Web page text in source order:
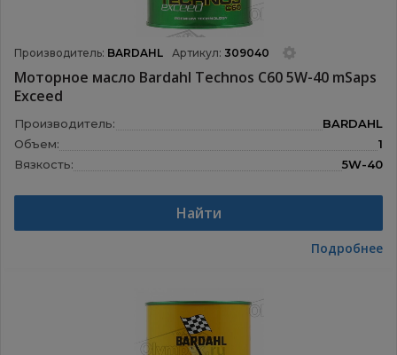
Производитель: BARDAHL Артикул: 309040
Моторное масло Bardahl Technos C60 5W-40 mSaps
Exceed
Производитель:
BARDAHL
Объем:
1
Вязкость:
5W-40
Найти
Подробнее